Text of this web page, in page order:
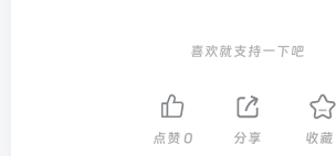
喜欢就支持一下吧
点赞 0 分享 收藏